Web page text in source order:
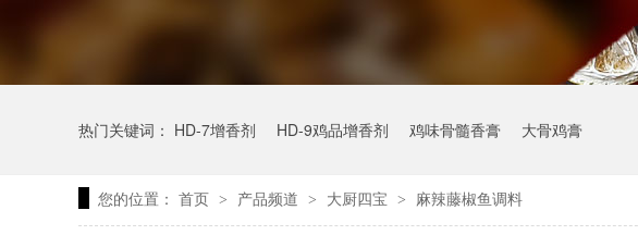
热门关键词： HD-7增香剂 HD-9鸡品增香剂 鸡味骨髓香膏 大骨鸡膏
您的位置： 首页 > 产品频道 > 大厨四宝 > 麻辣藤椒鱼调料